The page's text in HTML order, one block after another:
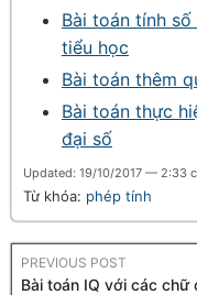
Bài toán tính
tiểu học
Bài toán thêm
Bài toán thực
đại số
Updated: 19/10/2017 — 2:33
Từ khóa: phép tính
PREVIOUS POST
Bài toán IQ với các chữ